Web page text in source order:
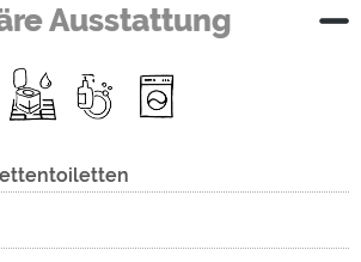
Ausstattung